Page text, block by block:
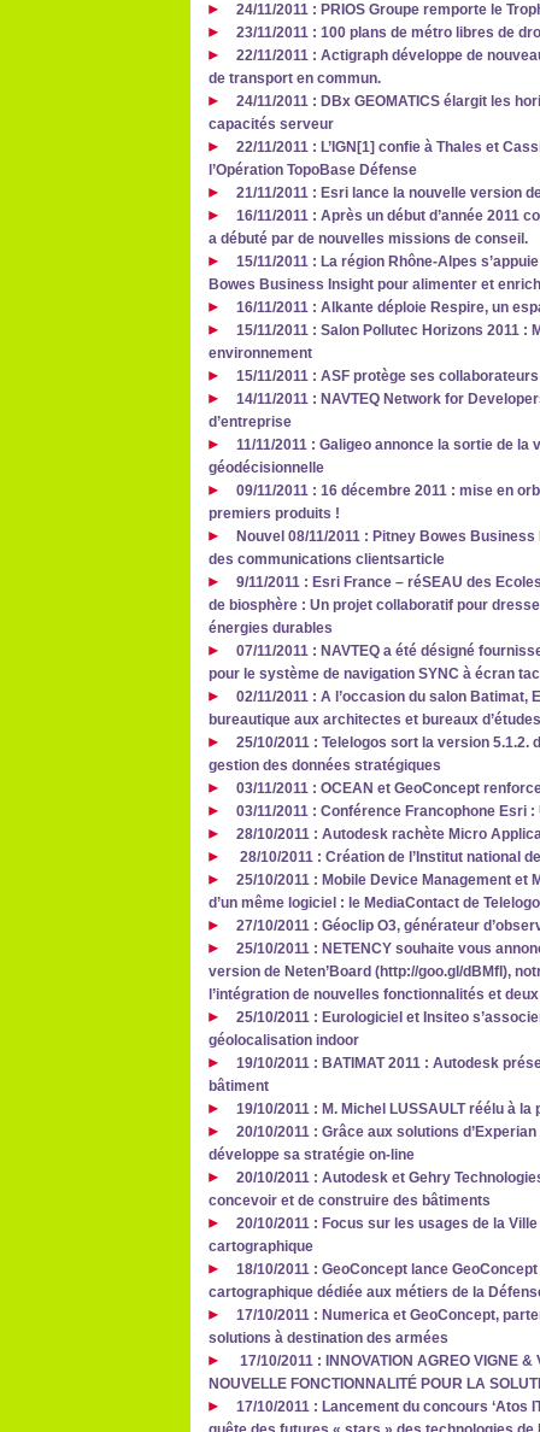
24/11/2011 : PRIOS Groupe remporte le
23/11/2011 : 100 plans de métro libres de
22/11/2011 : Actigraph développe de
de transport en commun.
24/11/2011 : DBx GEOMATICS élargit les
capacités serveur
22/11/2011 : L’IGN[1] confie à Thales et
l’Opération TopoBase Défense
21/11/2011 : Esri lance la nouvelle version
16/11/2011 : Après un début d’année 2011
a débuté par de nouvelles missions de conseil.
15/11/2011 : La région Rhône-Alpes
Bowes Business Insight pour alimenter et
16/11/2011 : Alkante déploie Respire, un
15/11/2011 : Salon Pollutec Horizons 2011
environnement
15/11/2011 : ASF protège ses
14/11/2011 : NAVTEQ Network for
d’entreprise
11/11/2011 : Galigeo annonce la sortie de
géodécisionnelle
09/11/2011 : 16 décembre 2011 : mise en
premiers produits !
Nouvel 08/11/2011 : Pitney Bowes
des communications clientsarticle
9/11/2011 : Esri France – réSEAU des
de biosphère : Un projet collaboratif pour
énergies durables
07/11/2011 : NAVTEQ a été désigné
pour le système de navigation SYNC à écran
02/11/2011 : A l’occasion du salon
bureautique aux architectes et bureaux d’études
25/10/2011 : Telelogos sort la version 5.1.2.
gestion des données stratégiques
03/11/2011 : OCEAN et GeoConcept
03/11/2011 : Conférence Francophone Esri
28/10/2011 : Autodesk rachète Micro
28/10/2011 : Création de l’Institut national
25/10/2011 : Mobile Device Management
d’un même logiciel : le MediaContact de
27/10/2011 : Géoclip O3, générateur
25/10/2011 : NETENCY souhaite vous
version de Neten’Board (http://goo.gl/dBMfI),
l’intégration de nouvelles fonctionnalités et
25/10/2011 : Eurologiciel et Insiteo
géolocalisation indoor
19/10/2011 : BATIMAT 2011 : Autodesk
bâtiment
19/10/2011 : M. Michel LUSSAULT réélu à
20/10/2011 : Grâce aux solutions
développe sa stratégie on-line
20/10/2011 : Autodesk et Gehry
concevoir et de construire des bâtiments
20/10/2011 : Focus sur les usages de la
cartographique
18/10/2011 : GeoConcept lance
cartographique dédiée aux métiers de la
17/10/2011 : Numerica et GeoConcept,
solutions à destination des armées
17/10/2011 : INNOVATION AGREO VIGNE
NOUVELLE FONCTIONNALITÉ POUR LA
17/10/2011 : Lancement du concours ‘Atos